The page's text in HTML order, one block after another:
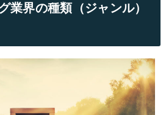
業界の種類（ジャンル）